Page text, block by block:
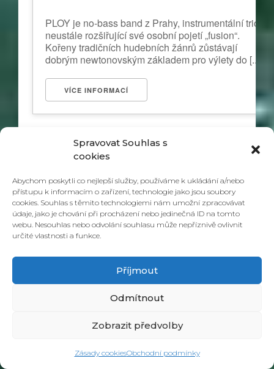
Spravovat Souhlas s
cookies
Abychom poskytli co nejlepší služby, používáme k ukládání a/nebo
přístupu k informacím o zařízení, technologie jako jsou soubory
cookies. Souhlas s těmito technologiemi nám umožní zpracovávat
údaje, jako je chování při procházení nebo jedinečná ID na tomto
webu. Nesouhlas nebo odvolání souhlasu může nepříznivě ovlivnit
určité vlastnosti a funkce.
Příjmout
Odmítnout
Zobrazit předvolby
Zásady cookiesObchodní podmínky
PLOY je no-bass band z Prahy, instrumentální trio,
neustále rozšiřující své osobní pojetí „fusion“.
Kořeny tradičních hudebních žánrů zůstávají
dobrým newtonovským základem pro výlety do [...]
VÍCE INFORMACÍ
HEIMAT
13. května 2022